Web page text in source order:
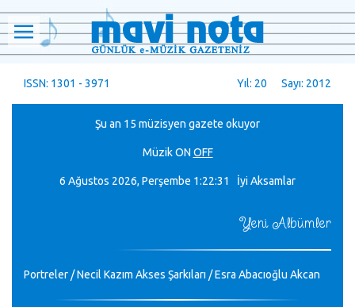
ISSN: 1301 - 3971 Yıl: 20 Sayı: 2012
Şu an 15 müzisyen gazete okuyor
MüzikON OFF
6 Ağustos 2026, Perşembe 1:22:31 İyi Aksamlar
Yeni Albümler
Portreler / Necil Kazım Akses Şarkıları / Esra Abacıoğlu Akcan